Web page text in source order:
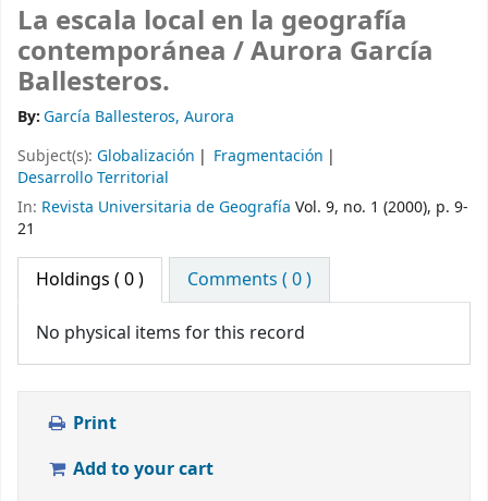
La escala local en la geografía
contemporánea /Aurora García
Ballesteros.
By:García Ballesteros, Aurora
Subject(s): Globalización
Fragmentación
Desarrollo Territorial
In: Revista Universitaria de Geografía Vol. 9, no. 1 (2000), p. 9-
21
Holdings ( 0 ) Comments ( 0 )
No physical items for this record
Print
Add to your cart